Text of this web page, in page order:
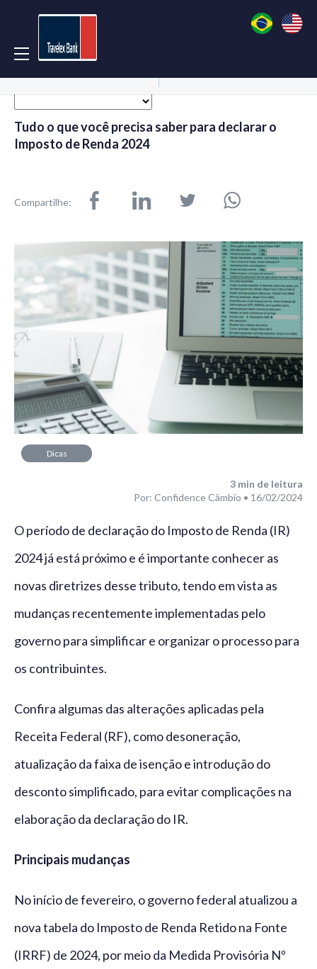
Tudo o que você precisa saber para declarar o
Imposto de Renda 2024
Compartilhe:
Dicas
3 min de leitura
Por: Confidence Câmbio • 16/02/2024
O período de declaração do Imposto de Renda (IR)
2024 já está próximo e é importante conhecer as
novas diretrizes desse tributo, tendo em vista as
mudanças recentemente implementadas pelo
governo para simplificar e organizar o processo para
os contribuintes.
Confira algumas das alterações aplicadas pela
Receita Federal (RF), como desoneração,
atualização da faixa de isenção e introdução do
desconto simplificado, para evitar complicações na
elaboração da declaração do IR.
Principais mudanças
No início de fevereiro, o governo federal atualizou a
nova tabela do Imposto de Renda Retido na Fonte
(IRRF) de 2024, por meio da Medida Provisória Nº